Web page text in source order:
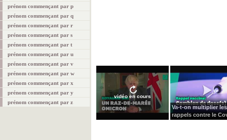
prénom commençant par p
prénom commençant par q
prénom commençant par r
prénom commençant par s
prénom commençant par t
prénom commençant par u
prénom commençant par v
prénom commençant par w
prénom commençant par x
prénom commençant par y
prénom commençant par z
vidéo en cours
Va-t-on multiplier les
rappels contre le